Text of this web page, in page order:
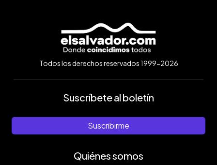
Todos los derechos reservados 1999-2026
Suscríbete al boletín
Suscribirme
Quiénes somos